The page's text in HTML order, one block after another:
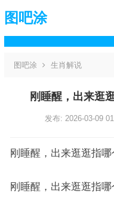
图吧涂
图吧涂 生肖解说
刚睡醒，出来逛
发布: 2026-03-09
刚睡醒，出来逛逛指
刚睡醒，出来逛逛指